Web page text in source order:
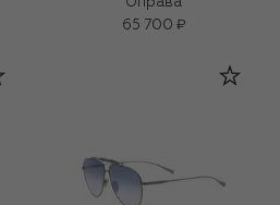
Оправа
65 700 ₽